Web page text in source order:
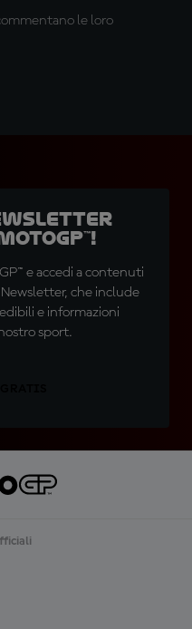
le loro
e accedi a contenuti
che include
e informazioni
sport.